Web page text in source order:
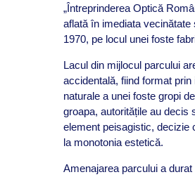
„Întreprinderea Optică
aflată în imediata
1970, pe locul unei foste
Lacul din mijlocul parcului
accidentală, fiind format
naturale a unei foste gropi
groapa, autoritățile au decis
element peisagistic, decizie
la monotonia estetică.
Amenajarea parcului a